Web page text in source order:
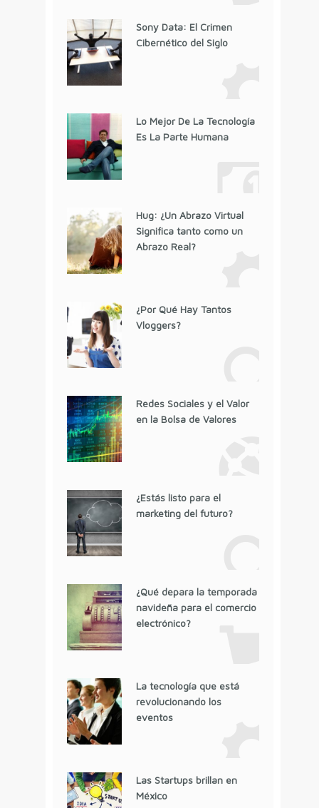
Sony Data: El Crimen
Cibernético del Siglo
Lo Mejor De La Tecnología
Es La Parte Humana
Hug: ¿Un Abrazo Virtual
Significa tanto como un
Abrazo Real?
¿Por Qué Hay Tantos
Vloggers?
Redes Sociales y el Valor
en la Bolsa de Valores
¿Estás listo para el
marketing del futuro?
¿Qué depara la temporada
navideña para el comercio
electrónico?
La tecnología que está
revolucionando los
eventos
Las Startups brillan en
México